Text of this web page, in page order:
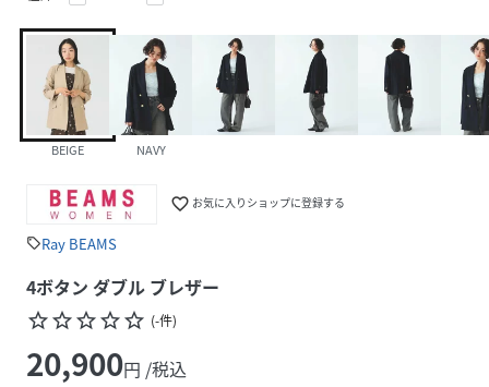
BEIGE NAVY
favorite_border お気に入りショップに登録する
sellRay BEAMS
4ボタン ダブル ブレザー
star_borderstar_borderstar_borderstar_borderstar_border (-件)
20,900円 /税込